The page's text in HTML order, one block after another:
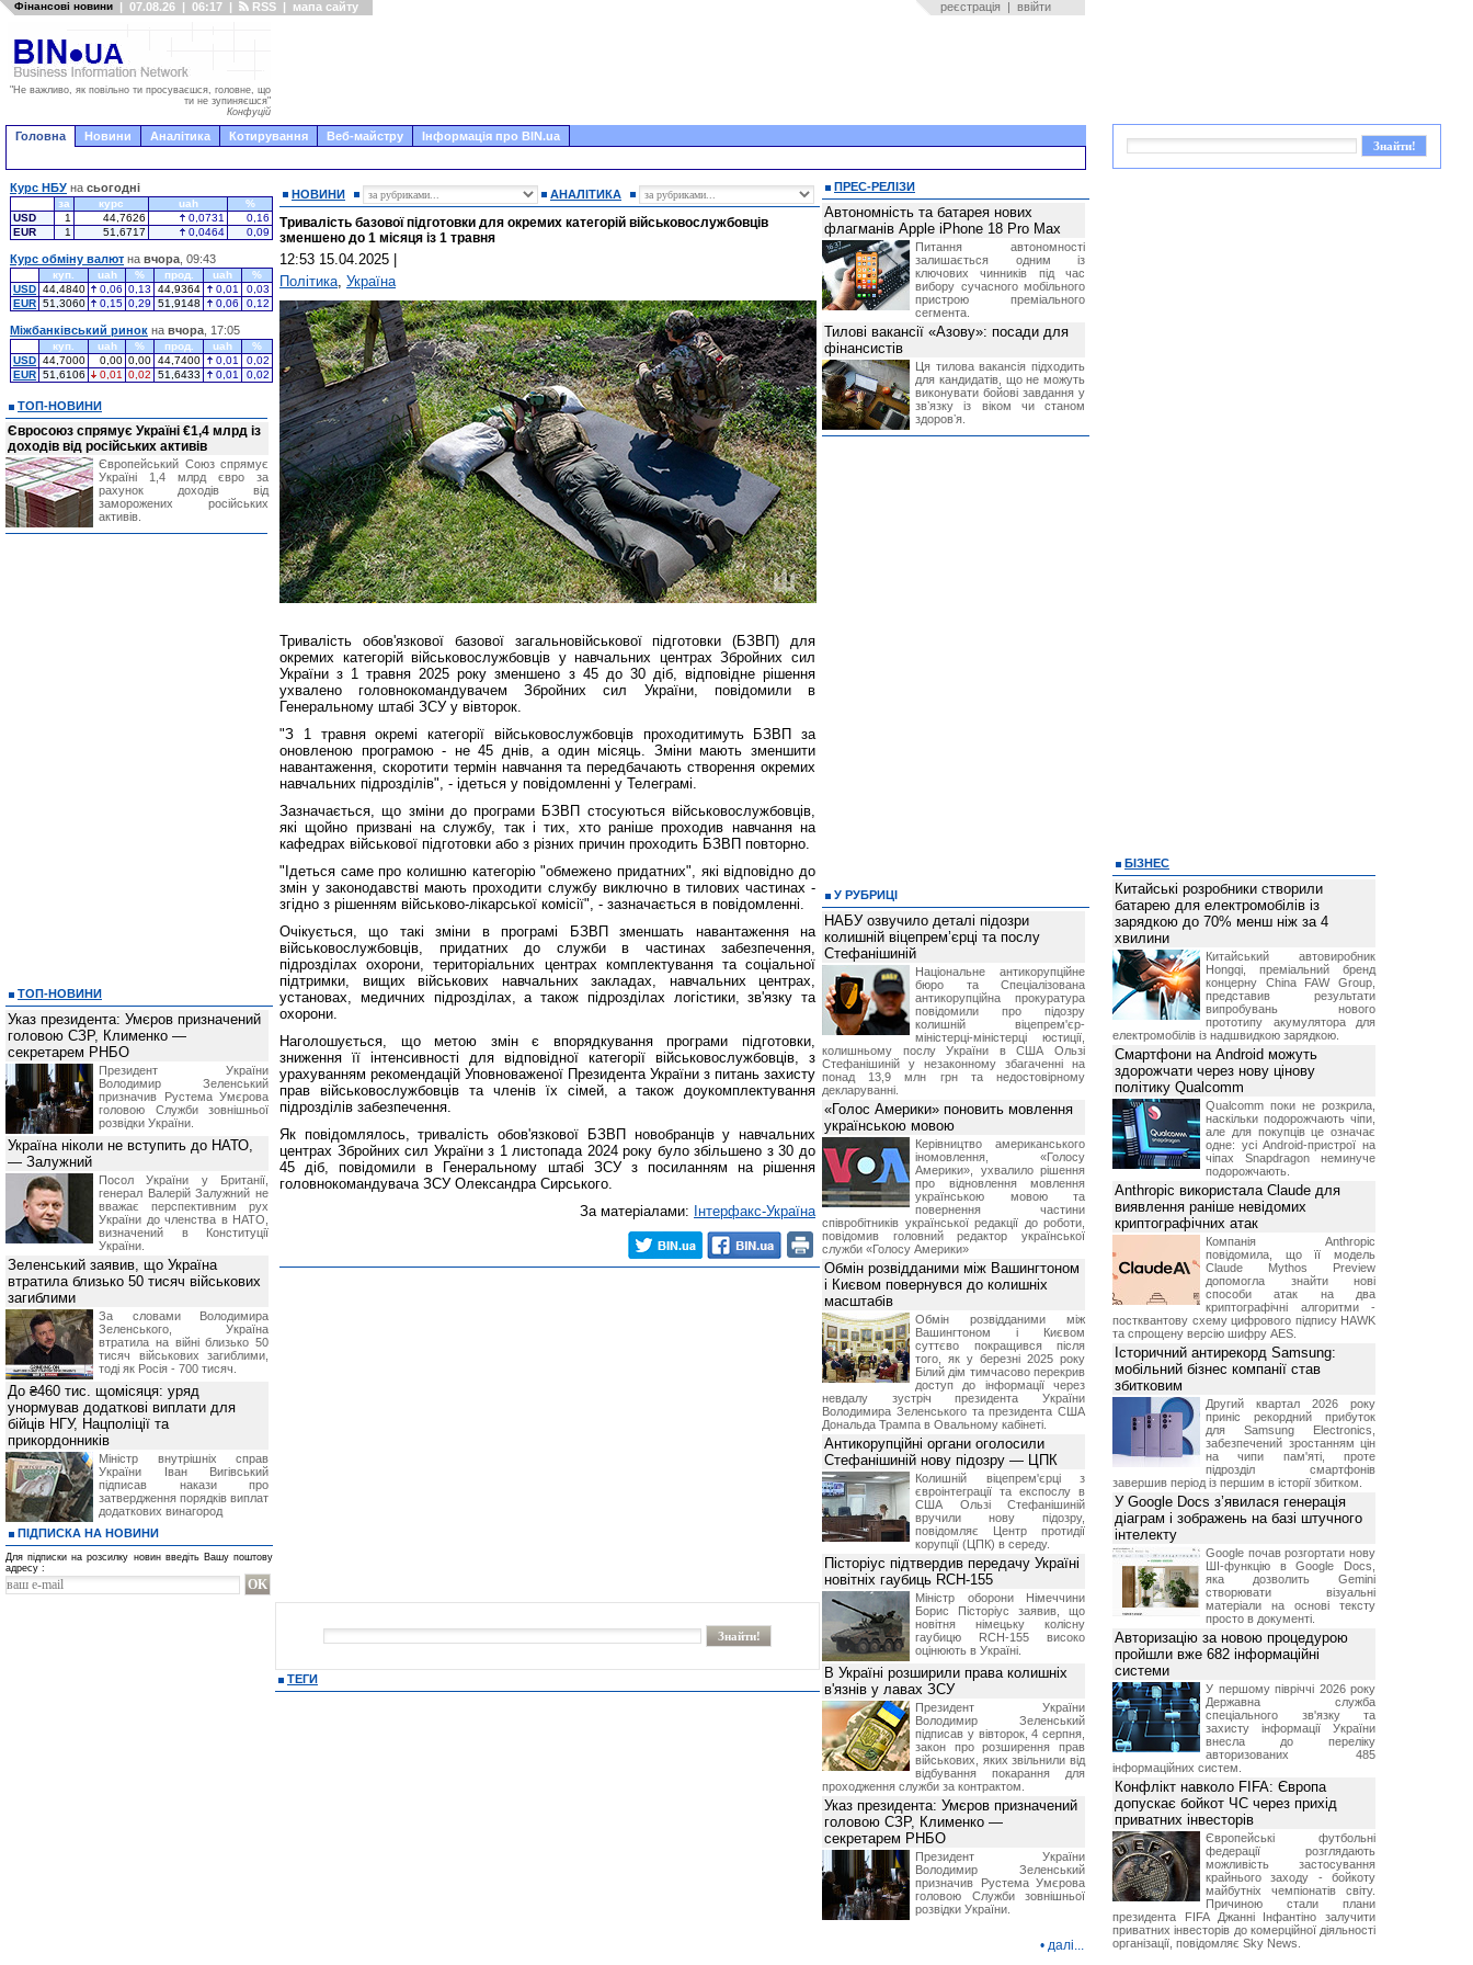
Фінансові новини | 07.08.26 | 06:17 | RSS | мапа сайту реєстрація | ввійти
"Не важливо, як повільно ти просуваєшся, головне, що
ти не зупиняєшся"
Конфуцій
Головна Новини Аналітика Котирування Веб-майстру Інформація про BIN.ua
НОВИНИ АНАЛІТИКА
Тривалість базової підготовки для окремих категорій військовослужбовців
зменшено до 1 місяця із 1 травня
12:53 15.04.2025
Політика, Україна
Тривалість обов'язкової базової загальновійськової підготовки (БЗВП) для
окремих категорій військовослужбовців у навчальних центрах Збройних сил
України з 1 травня 2025 року зменшено з 45 до 30 діб, відповідне рішення
ухвалено головнокомандувачем Збройних сил України, повідомили в
Генеральному штабі ЗСУ у вівторок.
"З 1 травня окремі категорії військовослужбовців проходитимуть БЗВП за
оновленою програмою - не 45 днів, а один місяць. Зміни мають зменшити
навантаження, скоротити термін навчання та передбачають створення окремих
навчальних підрозділів", - ідеться у повідомленні у Телеграмі.
Зазначається, що зміни до програми БЗВП стосуються військовослужбовців,
які щойно призвані на службу, так і тих, хто раніше проходив навчання на
кафедрах військової підготовки або з різних причин проходить БЗВП повторно.
"Ідеться саме про колишню категорію "обмежено придатних", які відповідно до
змін у законодавстві мають проходити службу виключно в тилових частинах -
згідно з рішенням військово-лікарської комісії", - зазначається в повідомленні.
Очікується, що такі зміни в програмі БЗВП зменшать навантаження на
військовослужбовців, придатних до служби в частинах забезпечення,
підрозділах охорони, територіальних центрах комплектування та соціальної
підтримки, вищих військових навчальних закладах, навчальних центрах,
установах, медичних підрозділах, а також підрозділах логістики, зв'язку та
охорони.
Наголошується, що метою змін є впорядкування програми підготовки,
зниження її інтенсивності для відповідної категорії військовослужбовців, з
урахуванням рекомендацій Уповноваженої Президента України з питань захисту
прав військовослужбовців та членів їх сімей, а також доукомплектування
підрозділів забезпечення.
Як повідомлялось, тривалість обов'язкової БЗВП новобранців у навчальних
центрах Збройних сил України з 1 листопада 2024 року було збільшено з 30 до
45 діб, повідомили в Генеральному штабі ЗСУ з посиланням на рішення
головнокомандувача ЗСУ Олександра Сирського.
За матеріалами: Інтерфакс-Україна
ТЕГИ
Курс НБУ на сьогодні
за курс uah
%
USD
1 44,7626 0,0731
0,16
EUR
1 51,6717 0,0464 0,09
Курс обміну валют на вчора , 09:43
куп. uah % прод. uah
%
USD 44,4840 0,06 0,13 44,9364 0,01
0,03
EUR 51,3060 0,15 0,29 51,9148 0,06 0,12
Міжбанківський ринок на вчора , 17:05
куп. uah % прод. uah
%
USD 44,7000 0,00 0,00 44,7400 0,01
0,02
EUR 51,6106 0,01 0,02 51,6433 0,01 0,02
ТОП-НОВИНИ
Євросоюз спрямує Україні €1,4 млрд із
доходів від російських активів
Європейський Союз спрямує
Україні 1,4 млрд євро за
рахунок доходів від
заморожених російських
активів.
ТОП-НОВИНИ
Указ президента: Умєров призначений
головою СЗР, Клименко —
секретарем РНБО
Президент України
Володимир Зеленський
призначив Pустема Умєрова
головою Служби зовнішньої
розвідки України.
Україна ніколи не вступить до НАТО,
— Залужний
Посол України у Британії,
генерал Валерій Залужний не
вважає перспективним рух
України до членства в НАТО,
визначений в Конституції
України.
Зеленський заявив, що Україна
втратила близько 50 тисяч військових
загиблими
За словами Володимира
Зеленського, Україна
втратила на війні близько 50
тисяч військових загиблими,
тоді як Росія - 700 тисяч.
До ₴460 тис. щомісяця: уряд
унормував додаткові виплати для
бійців НГУ, Нацполіції та
прикордонників
Міністр внутрішніх справ
України Іван Вигівський
підписав накази про
затвердження порядків виплат
додаткових винагород
ПІДПИСКА НА НОВИНИ
Для підписки на розсилку новин введіть Вашу поштову
адресу :
ПРЕС-РЕЛІЗИ
Автономність та батарея нових
флагманів Apple iPhone 18 Pro Max
Питання автономності
залишається одним із
ключових чинників під час
вибору сучасного мобільного
пристрою преміального
сегмента.
Тилові вакансії «Азову»: посади для
фінансистів
Ця тилова вакансія підходить
для кандидатів, що не можуть
виконувати бойові завдання у
звʼязку із віком чи станом
здоровʼя.
У РУБРИЦІ
НАБУ озвучило деталі підозри
колишній віцепрем’єрці та послу
Стефанішиній
Національне антикорупційне
бюро та Спеціалізована
антикорупційна прокуратура
повідомили про підозру
колишній віцепрем'єр-
міністерці-міністерці юстиції,
колишньому послу України в США Ользі
Стефанішиній у незаконному збагаченні на
понад 13,9 млн грн та недостовірному
декларуванні.
«Голос Америки» поновить мовлення
українською мовою
Керівництво американського
іномовлення, «Голосу
Америки», ухвалило рішення
про відновлення мовлення
українською мовою та
повернення частини
співробітників української редакції до роботи,
повідомив головний редактор української
служби «Голосу Америки»
Обмін розвідданими між Вашингтоном
і Києвом повернувся до колишніх
масштабів
Обмін розвідданими між
Вашингтоном і Києвом
суттєво покращився після
того, як у березні 2025 року
Білий дім тимчасово перекрив
доступ до інформації через
невдалу зустріч президента України
Володимира Зеленського та президента США
Дональда Трампа в Овальному кабінеті.
Антикорупційні органи оголосили
Стефанішиній нову підозру — ЦПК
Колишній віцепрем'єрці з
євроінтеграції та експослу в
США Ользі Стефанішиній
вручили нову підозру,
повідомляє Центр протидії
корупції (ЦПК) в середу.
Пісторіус підтвердив передачу Україні
новітніх гаубиць RCH-155
Міністр оборони Німеччини
Борис Пісторіус заявив, що
новітня німецьку колісну
гаубицю RCH-155 високо
оцінюють в Україні.
В Україні розширили права колишніх
в'язнів у лавах ЗСУ
Президент України
Володимир Зеленський
підписав у вівторок, 4 серпня,
закон про розширення прав
військових, яких звільнили від
відбування покарання для
проходження служби за контрактом.
Указ президента: Умєров призначений
головою СЗР, Клименко —
секретарем РНБО
Президент України
Володимир Зеленський
призначив Pустема Умєрова
головою Служби зовнішньої
розвідки України.
• далі...
БІЗНЕС
Китайські розробники створили
батарею для електромобілів із
зарядкою до 70% менш ніж за 4
хвилини
Китайський автовиробник
Hongqi, преміальний бренд
концерну China FAW Group,
представив результати
випробувань нового
прототипу акумулятора для
електромобілів із надшвидкою зарядкою.
Смартфони на Android можуть
здорожчати через нову цінову
політику Qualcomm
Qualcomm поки не розкрила,
наскільки подорожчають чіпи,
але для покупців це означає
одне: усі Android-пристрої на
чіпах Snapdragon неминуче
подорожчають.
Anthropic використала Claude для
виявлення раніше невідомих
криптографічних атак
Компанія Anthropic
повідомила, що її модель
Claude Mythos Preview
допомогла знайти нові
способи атак на два
криптографічні алгоритми -
постквантову схему цифрового підпису HAWK
та спрощену версію шифру AES.
Історичний антирекорд Samsung:
мобільний бізнес компанії став
збитковим
Другий квартал 2026 року
приніс рекордний прибуток
для Samsung Electronics,
забезпечений зростанням цін
на чипи пам'яті, проте
підрозділ смартфонів
завершив період із першим в історії збитком.
У Google Docs з’явилася генерація
діаграм і зображень на базі штучного
інтелекту
Google почав розгортати нову
ШІ-функцію в Google Docs,
яка дозволить Gemini
створювати візуальні
матеріали на основі тексту
просто в документі.
Авторизацію за новою процедурою
пройшли вже 682 інформаційні
системи
У першому півріччі 2026 року
Державна служба
спеціального зв'язку та
захисту інформації України
внесла до переліку
авторизованих 485
інформаційних систем.
Конфлікт навколо FIFA: Європа
допускає бойкот ЧС через прихід
приватних інвесторів
Європейські футбольні
федерації розглядають
можливість застосування
крайнього заходу - бойкоту
майбутніх чемпіонатів світу.
Причиною стали плани
президента FIFA Джанні Інфантіно залучити
приватних інвесторів до комерційної діяльності
організації, повідомляє Sky News.